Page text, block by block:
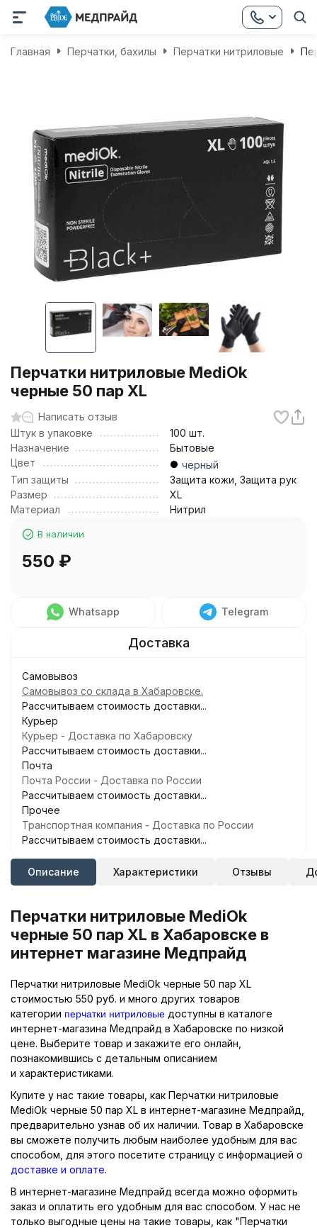
Главная Перчатки, бахилы Перчатки нитриловые
Перчатки нитриловые MediOk
черные 50 пар XL
Написать отзыв
Штук в упаковке
100 шт.
Назначение
Бытовые
Цвет
черный
Тип защиты
Защита кожи, Защита рук
Размер
XL
Материал
Нитрил
В наличии
550 ₽
Whatsapp Telegram
Самовывоз
Самовывоз со склада в Хабаровске.
Рассчитываем стоимость доставки...
Курьер
Курьер - Доставка по Хабаровску
Рассчитываем стоимость доставки...
Почта
Почта России - Доставка по России
Рассчитываем стоимость доставки...
Прочее
Транспортная компания - Доставка по России
Рассчитываем стоимость доставки...
Описание Характеристики Отзывы
Перчатки нитриловые MediOk
черные 50 пар XL в Хабаровске в
интернет магазине Медпрайд
Перчатки нитриловые MediOk черные 50 пар XL
стоимостью 550 руб. и много других товаров
категории перчатки нитриловые доступны в каталоге
интернет-магазина Медпрайд в Хабаровске по низкой
цене. Выберите товар и закажите его онлайн,
познакомившись с детальным описанием
и характеристиками.
Купите у нас такие товары, как Перчатки нитриловые
MediOk черные 50 пар XL в интернет-магазине Медпрайд,
предварительно узнав об их наличии. Товар в Хабаровске
вы сможете получить любым наиболее удобным для вас
способом, для этого посетите страницу с информацией о
доставке и оплате.
В интернет-магазине Медпрайд всегда можно оформить
заказ и оплатить его удобным для вас способом. У нас не
только выгодные цены на такие товары, как "Перчатки